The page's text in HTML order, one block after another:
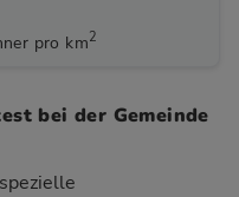
pro km2
bei der Gemeinde